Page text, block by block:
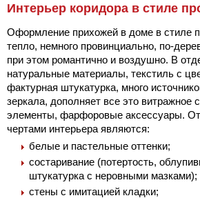
Интерьер коридора в стиле
Оформление прихожей в доме в стиле
тепло, немного провинциально, по-
при этом романтично и воздушно. В
натуральные материалы, текстиль с
фактурная штукатурка, много
зеркала, дополняет все это витражное
элементы, фарфоровые аксессуары.
чертами интерьера являются:
белые и пастельные оттенки;
состаривание (потертость,
штукатурка с неровными мазками);
стены с имитацией кладки;